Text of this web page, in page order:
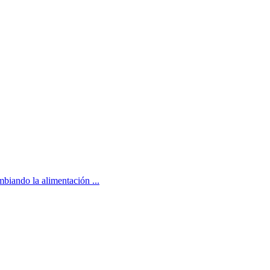
la alimentación ...